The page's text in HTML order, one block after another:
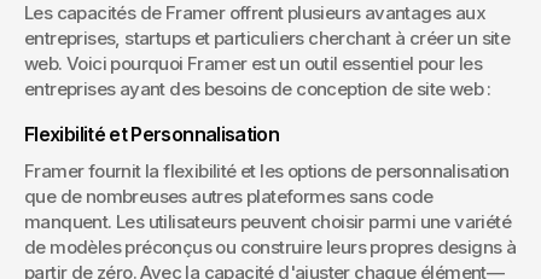
Les capacités de Framer offrent plusieurs avantages aux
entreprises, startups et particuliers cherchant à créer un site
web. Voici pourquoi Framer est un outil essentiel pour les
entreprises ayant des besoins de conception de site web :
Flexibilité et Personnalisation
Framer fournit la flexibilité et les options de personnalisation
que de nombreuses autres plateformes sans code
manquent. Les utilisateurs peuvent choisir parmi une variété
de modèles préconçus ou construire leurs propres designs à
partir de zéro. Avec la capacité d'ajuster chaque élément—